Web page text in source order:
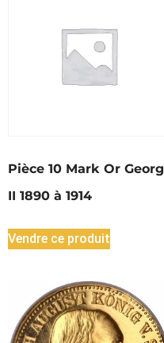
Pièce 10 Mark Or Georg
II 1890 à 1914
Vendre ce produit